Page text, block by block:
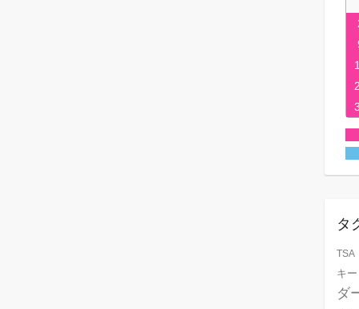
タ
TSA
キ
ダ